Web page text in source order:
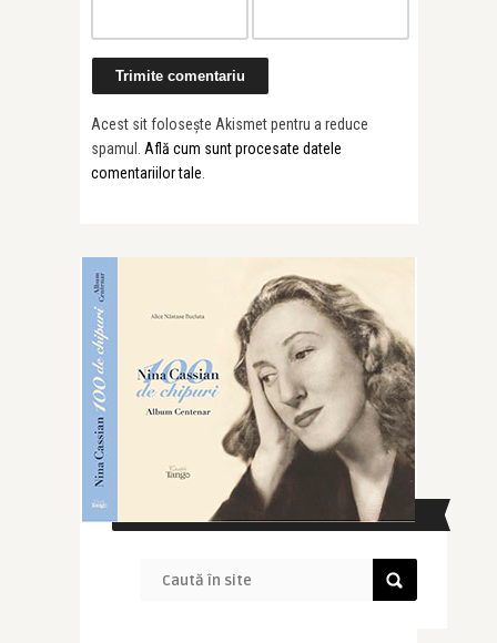
Acest sit folosește Akismet pentru a reduce
spamul. Află cum sunt procesate datele
comentariilor tale
CAUTĂ ÎN SITE